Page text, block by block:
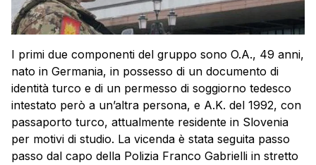
I primi due componenti del gruppo sono O.A., 49 anni,
nato in Germania, in possesso di un documento di
identità turco e di un permesso di soggiorno tedesco
intestato però a un’altra persona, e A.K. del 1992, con
passaporto turco, attualmente residente in Slovenia
per motivi di studio. La vicenda è stata seguita passo
passo dal capo della Polizia Franco Gabrielli in stretto